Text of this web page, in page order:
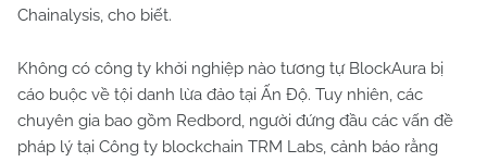
Chainalysis, cho biết.
Không có công ty khởi nghiệp nào tương tự BlockAura bị
cáo buộc về tội danh lừa đảo tại Ấn Độ. Tuy nhiên, các
chuyên gia bao gồm Redbord, người đứng đầu các vấn đề
pháp lý tại Công ty blockchain TRM Labs, cảnh báo rằng